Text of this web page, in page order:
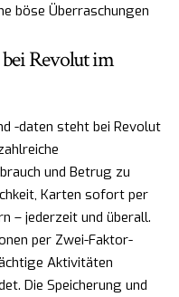
böse Überraschungen
Revolut im
-daten steht bei Revolut
und Betrug zu
Karten sofort per
– jederzeit und überall.
per Zwei-Faktor-
Aktivitäten
Die Speicherung und